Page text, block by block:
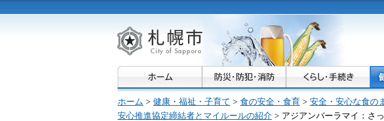
札幌市
ホーム > 健康・福祉・子育て > 食の安全・食育 > 安全・安心な食の
安心推進協定締結者とマイルールの紹介 > アジアンバーラマイ：さ